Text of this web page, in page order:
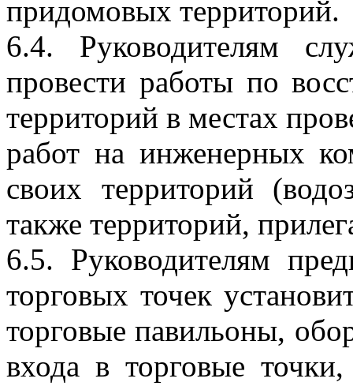
придомовых территорий.
6.4. Руководителям
провести работы по
территорий в местах
работ на инженерных
своих территорий
также территорий,
6.5. Руководителям
торговых точек
торговые павильоны,
входа в торговые